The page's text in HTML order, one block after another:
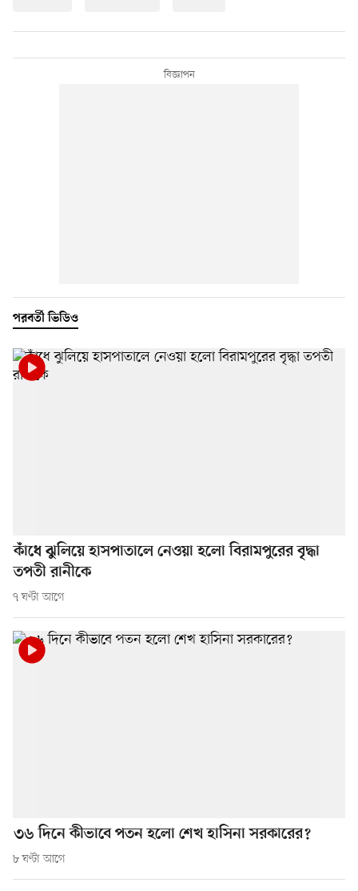
পরবর্তী ভিডিও
কাঁধে ঝুলিয়ে হাসপাতালে নেওয়া হলো বিরামপুরের বৃদ্ধা
তপতী রানীকে
৭ ঘণ্টা আগে
৩৬ দিনে কীভাবে পতন হলো শেখ হাসিনা সরকারের?
৮ ঘণ্টা আগে